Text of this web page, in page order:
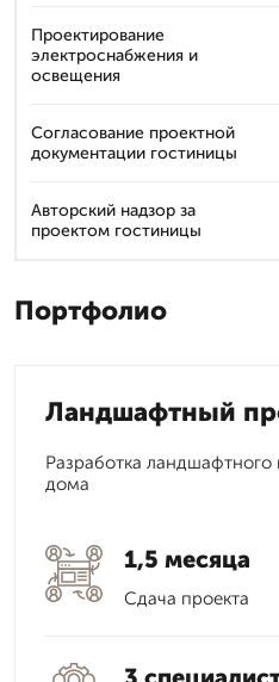
Проектирование
электроснабжения и
освещения
Согласование проектной
документации гостиницы
Авторский надзор за
проектом гостиницы
Портфолио
Ландшафтный
Разработка ландшафтного
дома
1,5 месяца
Сдача проекта